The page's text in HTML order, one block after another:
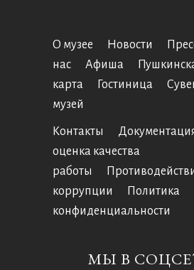
О музее Новости
нас
Афиша
карта
Гостиница
музей
Контакты
оценка качества
работы
коррупции
Политика
конфиденциальности
МЫ В